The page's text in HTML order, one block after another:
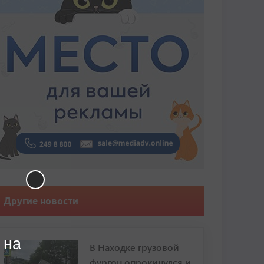
Другие новости
В Находке грузовой